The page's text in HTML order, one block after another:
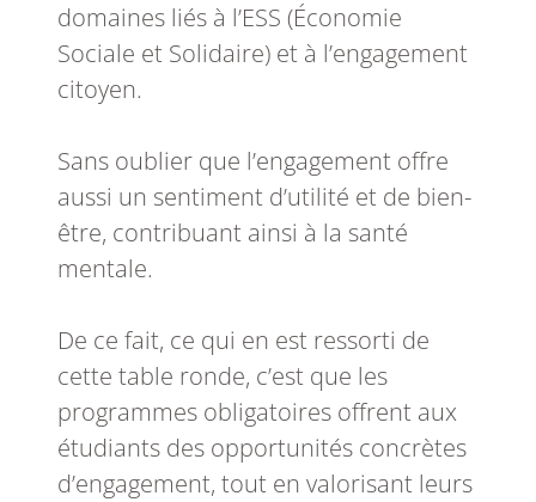
domaines liés à l’ESS (Économie
Sociale et Solidaire) et à l’engagement
citoyen.
Sans oublier que l’engagement offre
aussi un sentiment d’utilité et de bien-
être, contribuant ainsi à la santé
mentale.
De ce fait, ce qui en est ressorti de
cette table ronde, c’est que les
programmes obligatoires offrent aux
étudiants des opportunités concrètes
d’engagement, tout en valorisant leurs